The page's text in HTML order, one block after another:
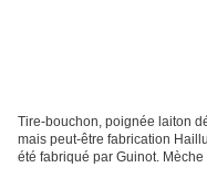
Tire-bouchon, poignée laiton
mais peut-être fabrication
été fabriqué par Guinot.